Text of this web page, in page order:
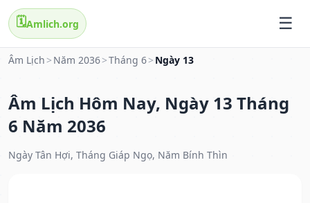
🗓️Amlich.org
Âm Lịch > Năm 2036>Tháng 6> Ngày 13
Âm Lịch Hôm Nay, Ngày 13 Tháng
6 Năm 2036
Ngày Tân Hợi, Tháng Giáp Ngọ, Năm Bính Thìn